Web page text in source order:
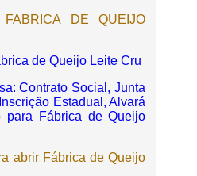
FABRICA DE QUEIJO
de Queijo Leite Cru
Contrato Social, Junta
Estadual, Alvará
para Fábrica de Queijo
abrir Fábrica de Queijo